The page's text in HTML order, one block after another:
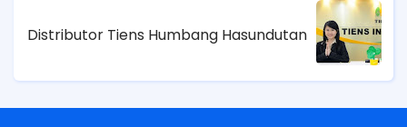
Distributor Tiens Humbang Hasundutan